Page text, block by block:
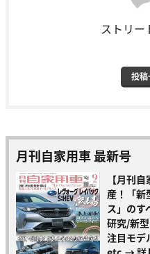
ストリー
投稿
月刊自家用車 最新号
【月刊
産！「新
ス」のす
研究/新
注目モデ